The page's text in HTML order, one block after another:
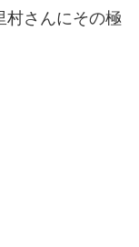
村さんにその極